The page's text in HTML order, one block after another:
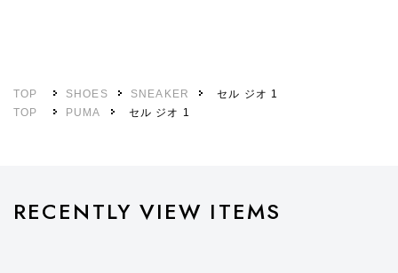
TOP SHOES SNEAKER
セル ジオ 1
TOP
PUMA セル ジオ 1
RECENTLY VIEW ITEMS